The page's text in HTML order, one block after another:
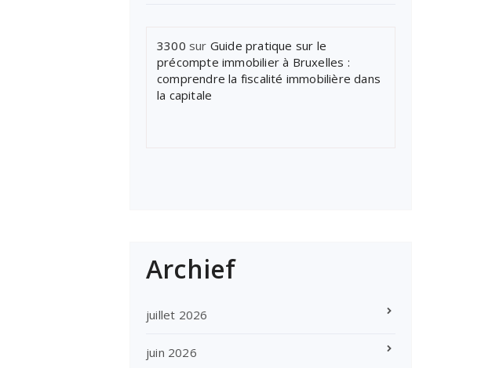
3300 sur Guide pratique sur le
précompte immobilier à Bruxelles :
comprendre la fiscalité immobilière dans
la capitale
Archief
juillet 2026
juin 2026